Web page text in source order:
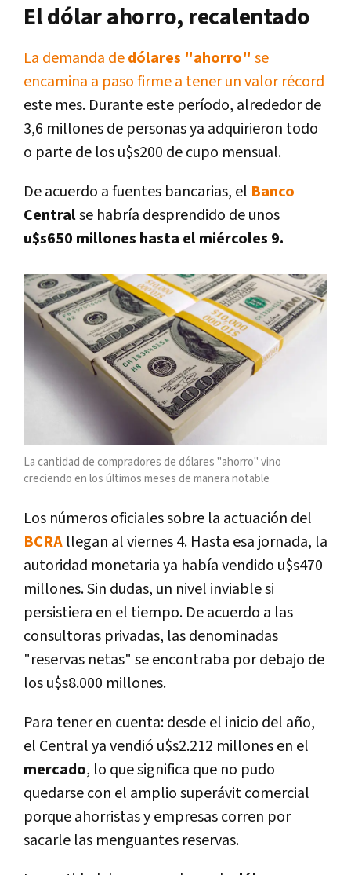
El dólar ahorro, recalentado
La demanda dedólares "ahorro" se
encamina a paso firme a tener un valor récord
este mes. Durante este período, alrededor de
3,6 millones de personas ya adquirieron todo
o parte de los u$s200 de cupo mensual.
De acuerdo a fuentes bancarias, el Banco
Centralse habría desprendido de unos
u$s650 millones hasta el miércoles 9.
La cantidad de compradores de dólares "ahorro" vino
creciendo en los últimos meses de manera notable
Los números oficiales sobre la actuación del
BCRA llegan al viernes 4. Hasta esa jornada, la
autoridad monetaria ya había vendido u$s470
millones. Sin dudas, un nivel inviable si
persistiera en el tiempo. De acuerdo a las
consultoras privadas, las denominadas
"reservas netas" se encontraba por debajo de
los u$s8.000 millones.
Para tener en cuenta: desde el inicio del año,
el Central ya vendió u$s2.212 millones en el
mercado, lo que significa que no pudo
quedarse con el amplio superávit comercial
porque ahorristas y empresas corren por
sacarle las menguantes reservas.